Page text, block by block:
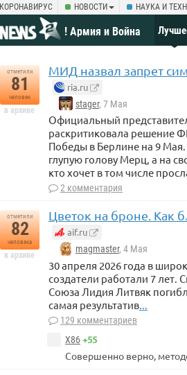
КОРОНАВИРУС НОВОСТИ НАУКА И
! Армия и Война
отметили
81
человек
в архиве
МИД назвал запрет
ria.ru
stager, 7 Мая
Официальный
раскритиковала решение
Победы в Берлине на 9
глупую голову Мерц, а на
кто хочет в том числе
2 комментария
отметили
82
человека
в архиве
Цветок на броне. Как
aif.ru
magmaster, 4 Мая
30 апреля 2026 года в
создатели работали 7 лет.
Союза Лидия Литвяк
самая результатив
129 комментариев
X86+55
Совершенно верно,